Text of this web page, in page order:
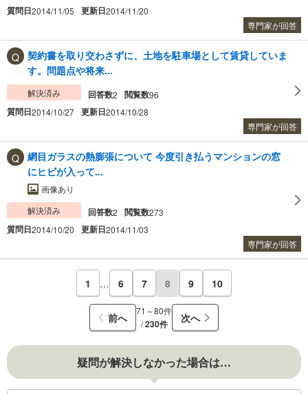
質問日2014/11/05 更新日2014/11/20
専門家が回答
契約書を取り交わさずに、土地を駐車場として賃貸していま
す。問題点や将来...
解決済み 回答数2 閲覧数96
質問日2014/10/27 更新日2014/10/28
専門家が回答
網目ガラスの熱膨張について 今度引き払うマンションの窓
にヒビが入って...
画像あり
解決済み
回答数2 閲覧数273
質問日2014/10/20 更新日2014/11/03
専門家が回答
1 … 6 7 8 9 10
前へ
71～80件
/230件 次へ
疑問が解決しなかった場合は…